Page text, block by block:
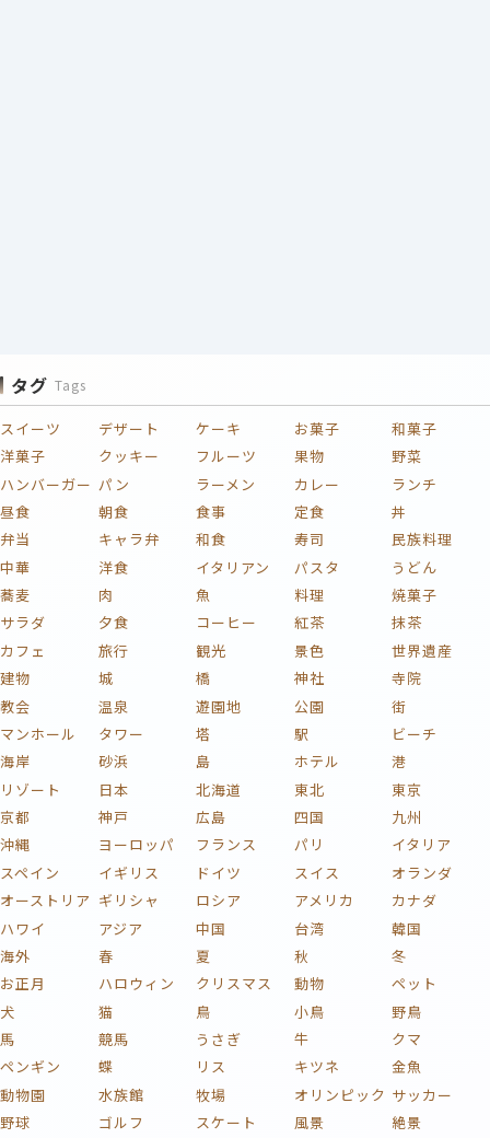
タグ Tags
スイーツ デザート ケーキ お菓子
和菓子
洋菓子
クッキー フルーツ 果物
野菜
ハンバーガー パン ラーメン カレー
ランチ
昼食
朝食 食事 定食
丼
弁当
キャラ弁 和食 寿司
民族料理
中華
洋食 イタリアン パスタ
うどん
蕎麦
肉 魚 料理
焼菓子
サラダ
夕食 コーヒー 紅茶
抹茶
カフェ
旅行 観光 景色
世界遺産
建物
城 橋 神社
寺院
教会
温泉 遊園地 公園
街
マンホール
タワー 塔 駅
ビーチ
海岸
砂浜 島 ホテル
港
リゾート
日本 北海道 東北
東京
京都
神戸 広島 四国
九州
沖縄
ヨーロッパ フランス パリ
イタリア
スペイン
イギリス ドイツ スイス
オランダ
オーストリア ギリシャ ロシア アメリカ
カナダ
ハワイ
アジア 中国 台湾
韓国
海外
春 夏 秋
冬
お正月
ハロウィン クリスマス 動物
ペット
犬
猫 鳥 小鳥
野鳥
馬
競馬 うさぎ 牛
クマ
ペンギン
蝶 リス キツネ
金魚
動物園
水族館 牧場 オリンピック サッカー
野球
ゴルフ スケート 風景
絶景